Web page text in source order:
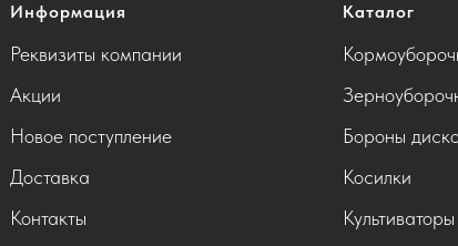
Информация
Реквизиты компании
Акции
Новое поступление
Доставка
Контакты
Каталог
Бороны
Косилки
Культиваторы